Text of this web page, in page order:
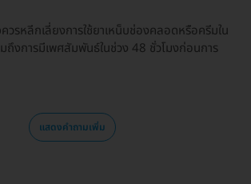
วรหลีกเลี่ยงการใช้ยาเหน็บช่องคลอดหรือครีมใน
ถึงการมีเพศสัมพันธ์ในช่วง 48 ชั่วโมงก่อนการ
แสดงคำถามเพิ่ม